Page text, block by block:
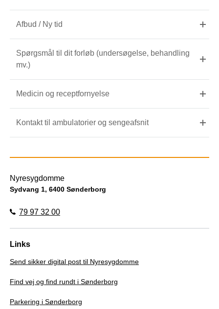
Afbud / Ny tid
Spørgsmål til dit forløb (undersøgelse, behandling
mv.)
Medicin og receptfornyelse
Kontakt til ambulatorier og sengeafsnit
Links
Send sikker digital post til Nyresygdomme
Find vej og find rundt i Sønderborg
Parkering i Sønderborg
Nyresygdomme
Sydvang 1, 6400 Sønderborg
79 97 32 00